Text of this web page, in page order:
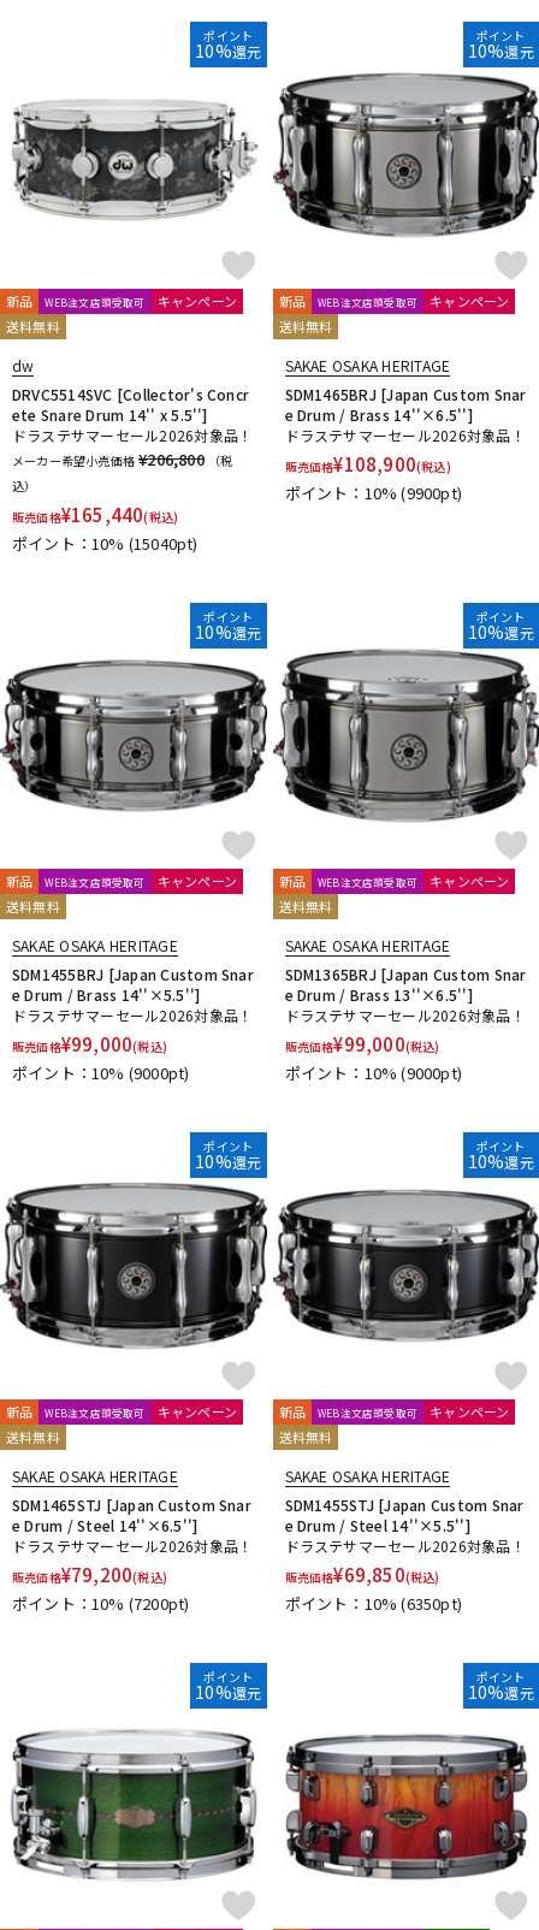
ポイント
10%還元
新品 WEB注文店頭受取可
キャンペーン
送料無料
dw
DRVC5514SVC [Collector's Concr
ete Snare Drum 14'' x 5.5'']
ドラステサマーセール2026対象品！
メーカー希望小売価格 ¥206,800
（税
込）
販売価格¥165,440(税込)
ポイント：10% (15040pt)
ポイント
10%還元
新品 WEB注文店頭受取可
キャンペーン
送料無料
SAKAE OSAKA HERITAGE
SDM1465BRJ [Japan Custom Snar
e Drum / Brass 14''×6.5'']
ドラステサマーセール2026対象品！
販売価格¥108,900(税込)
ポイント：10%(9900pt)
ポイント
10%還元
新品 WEB注文店頭受取可
キャンペーン
送料無料
SAKAE OSAKA HERITAGE
SDM1455BRJ [Japan Custom Snar
e Drum / Brass 14''×5.5'']
ドラステサマーセール2026対象品！
販売価格¥99,000(税込)
ポイント：10% (9000pt)
ポイント
10%還元
新品 WEB注文店頭受取可
キャンペーン
送料無料
SAKAE OSAKA HERITAGE
SDM1365BRJ [Japan Custom Snar
e Drum / Brass 13''×6.5'']
ドラステサマーセール2026対象品！
販売価格¥99,000(税込)
ポイント：10%(9000pt)
ポイント
10%還元
新品 WEB注文店頭受取可
キャンペーン
送料無料
SAKAE OSAKA HERITAGE
SDM1465STJ [Japan Custom Snar
e Drum / Steel 14''×6.5'']
ドラステサマーセール2026対象品！
販売価格¥79,200(税込)
ポイント：10% (7200pt)
ポイント
10%還元
新品 WEB注文店頭受取可
キャンペーン
送料無料
SAKAE OSAKA HERITAGE
SDM1455STJ [Japan Custom Snar
e Drum / Steel 14''×5.5'']
ドラステサマーセール2026対象品！
販売価格¥69,850(税込)
ポイント：10%(6350pt)
ポイント
10%還元
ポイント
10%還元